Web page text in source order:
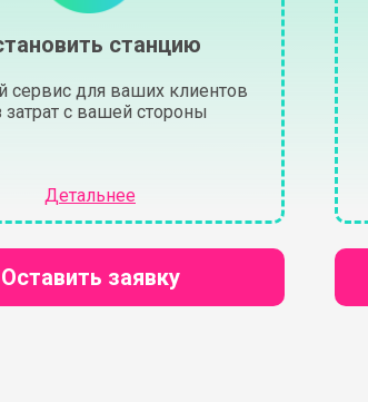
станцию
сервис для ваших клиентов
затрат с вашей стороны
Детальнее
Оставить заявку